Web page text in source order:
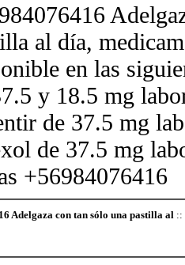
al día,
en las
y 18.5 mg
de 37.5 mg
de 37.5 mg
+56984076416
Adelgaza con tan sólo una pastilla al ::